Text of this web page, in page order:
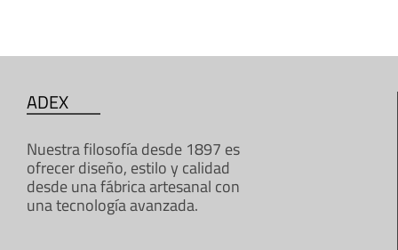
ADEX
Nuestra filosofía desde 1897 es
ofrecer diseño, estilo y calidad
desde una fábrica artesanal con
una tecnología avanzada.